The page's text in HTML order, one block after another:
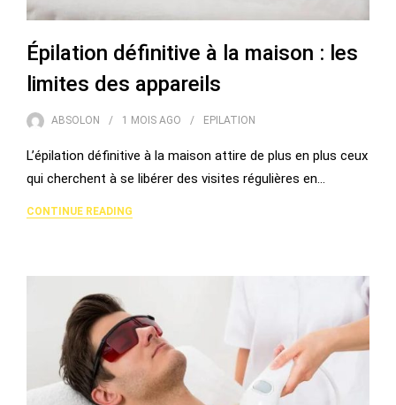
Épilation définitive à la maison : les
limites des appareils
ABSOLON 1 MOIS AGO EPILATION
L’épilation définitive à la maison attire de plus en plus ceux
qui cherchent à se libérer des visites régulières en…
CONTINUE READING